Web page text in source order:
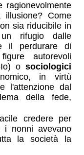
ragionevolmente
Come
sia riducibile in
rifugio dalle
il perdurare di
autorevoli
) o sociologici
, in virtù
l'attenzione dal
della fede,
credere per
i nonni avevano
la società la